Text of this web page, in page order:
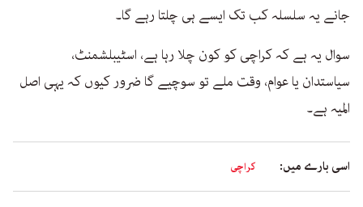
جانے یہ سلسلہ کب تک ایسے ہی چلتا رہے گا۔
سوال یہ ہے کہ کراچی کو کون چلا رہا ہے، اسٹیبلشمنٹ،
سیاستدان یا عوام، وقت ملے تو سوچیے گا ضرور کیوں کہ یہی اصل
المیہ ہے۔
اسی بارے میں: کراچی